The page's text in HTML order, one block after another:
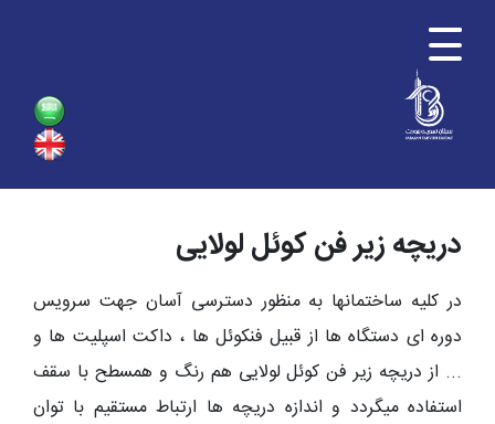
دریچه زیر فن کوئل لولایی
در کلیه ساختمانها به منظور دسترسی آسان جهت سرویس
دوره ای دستگاه ها از قبیل فنکوئل ها ، داکت اسپلیت ها و
... از دریچه زیر فن کوئل لولایی هم رنگ و همسطح با سقف
استفاده میگردد و اندازه دریچه ها ارتباط مستقیم با توان